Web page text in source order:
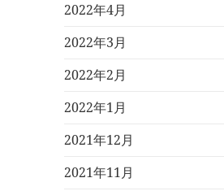
2022年4月
2022年3月
2022年2月
2022年1月
2021年12月
2021年11月